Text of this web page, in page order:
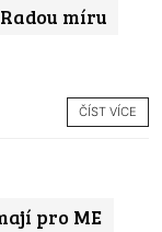
míru
ČÍST VÍCE
pro ME